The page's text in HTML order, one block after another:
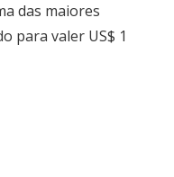
das maiores
para valer US$ 1